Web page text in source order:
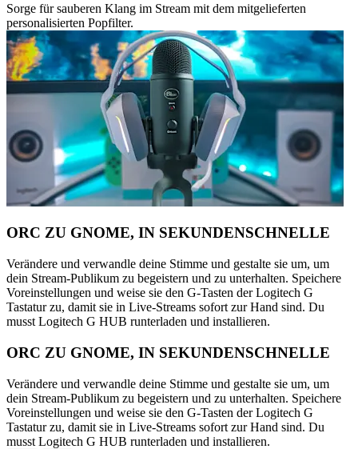
Sorge für sauberen Klang im Stream mit dem mitgelieferten
personalisierten Popfilter.
ORC ZU GNOME, IN SEKUNDENSCHNELLE
Verändere und verwandle deine Stimme und gestalte sie um, um
dein Stream-Publikum zu begeistern und zu unterhalten. Speichere
Voreinstellungen und weise sie den G-Tasten der Logitech G
Tastatur zu, damit sie in Live-Streams sofort zur Hand sind. Du
musst Logitech G HUB runterladen und installieren.
ORC ZU GNOME, IN SEKUNDENSCHNELLE
Verändere und verwandle deine Stimme und gestalte sie um, um
dein Stream-Publikum zu begeistern und zu unterhalten. Speichere
Voreinstellungen und weise sie den G-Tasten der Logitech G
Tastatur zu, damit sie in Live-Streams sofort zur Hand sind. Du
musst Logitech G HUB runterladen und installieren.